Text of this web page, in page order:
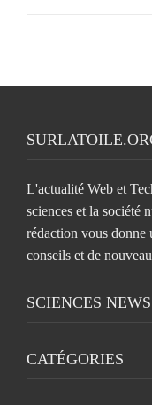
L'actualité Web et
sciences et la société
rédaction vous donne
conseils et de
SCIENCES NEWS
CATÉGORIES